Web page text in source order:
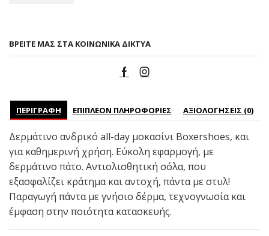
ΒΡΕΊΤΕ ΜΑΣ ΣΤΑ ΚΟΙΝΩΝΙΚΆ ΔΊΚΤΥΑ
ΠΕΡΙΓΡΑΦΉ ΕΠΙΠΛΈΟΝ ΠΛΗΡΟΦΟΡΊΕΣ ΑΞΙΟΛΟΓΉΣΕΙΣ (0)
Δερμάτινο ανδρικό all-day μοκασίνι Boxershoes, και
για καθημερινή χρήση. Εύκολη εφαρμογή, με
δερμάτινο πάτο. Αντιολισθητική σόλα, που
εξασφαλίζει κράτημα και αντοχή, πάντα με στυλ!
Παραγωγή πάντα με γνήσιο δέρμα, τεχνογνωσία και
έμφαση στην ποιότητα κατασκευής.